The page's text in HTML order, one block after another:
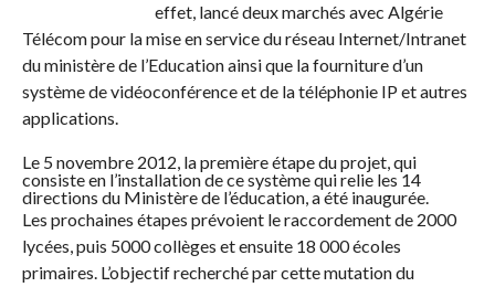
effet, lancé deux marchés avec Algérie
Télécom pour la mise en service du réseau Internet/Intranet
du ministère de l’Education ainsi que la fourniture d’un
système de vidéoconférence et de la téléphonie IP et autres
applications.
Le 5 novembre 2012, la première étape du projet, qui
consiste en l’installation de ce système qui relie les 14
directions du Ministère de l’éducation, a été inaugurée.
Les prochaines étapes prévoient le raccordement de 2000
lycées, puis 5000 collèges et ensuite 18 000 écoles
primaires. L’objectif recherché par cette mutation du